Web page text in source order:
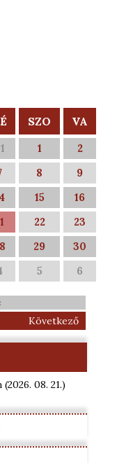
SZO VA
1
2
8
9
15
16
22
23
29
30
5 6
Következő
(2026. 08. 21.)